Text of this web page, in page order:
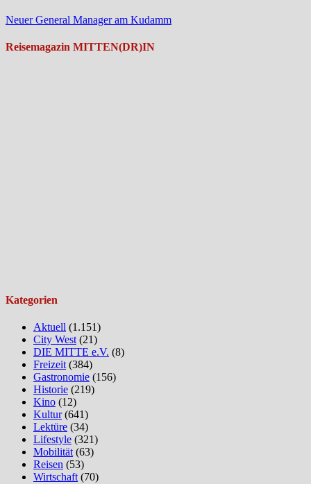
Neuer General Manager am Kudamm
Reisemagazin MITTEN(DR)IN
Kategorien
Aktuell (1.151)
City West (21)
DIE MITTE e.V. (8)
Freizeit (384)
Gastronomie (156)
Historie (219)
Kino (12)
Kultur(641)
Lektüre (34)
Lifestyle (321)
Mobilität (63)
Reisen (53)
Wirtschaft (70)